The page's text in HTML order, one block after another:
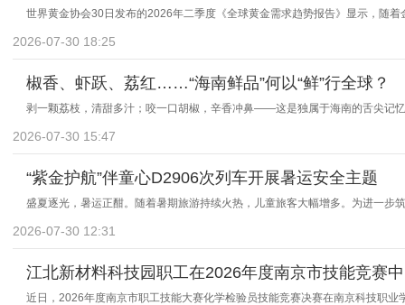
世界黄金协会30日发布的2026年二季度《全球黄金需求趋势报告》显示，随
2026-07-30 18:25
椒香、虾跃、荔红……“海南鲜品”何以“鲜”行全球？
剥一颗荔枝，清甜多汁；咬一口胡椒，辛香冲鼻——这是独属于海南的舌尖记
2026-07-30 15:47
“紫金护航”伴童心D2906次列车开展暑运安全主题
盛夏逐光，暑运正酣。随着暑期旅游持续火热，儿童旅客大幅增多。为进一步
2026-07-30 12:31
江北新材料科技园职工在2026年度南京市技能竞赛中
近日，2026年度南京市职工技能大赛化学检验员技能竞赛决赛在南京科技职业